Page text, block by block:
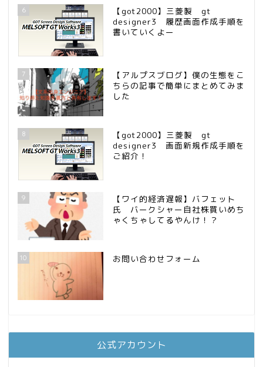
6
【got2000】三菱製 gt
designer3 履歴画面作成手順を
書いていくよー
7
【アルプスブログ】僕の生態をこ
ちらの記事で簡単にまとめてみま
した
8
【got2000】三菱製 gt
designer3 画面新規作成手順を
ご紹介！
9
【ワイ的経済遅報】バフェット
氏 バークシャー自社株買いめち
ゃくちゃしてるやんけ！？
10 お問い合わせフォーム
公式アカウント